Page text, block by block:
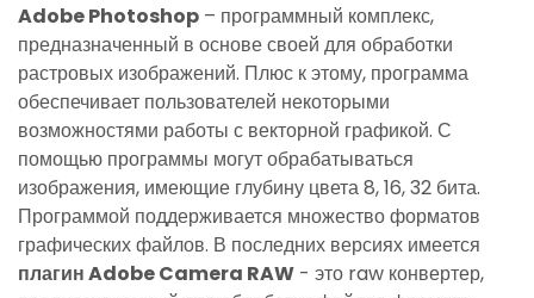
Adobe Photoshop – программный комплекс,
предназначенный в основе своей для обработки
растровых изображений. Плюс к этому, программа
обеспечивает пользователей некоторыми
возможностями работы с векторной графикой. С
помощью программы могут обрабатываться
изображения, имеющие глубину цвета 8, 16, 32 бита.
Программой поддерживается множество форматов
графических файлов. В последних версиях имеется
плагин Adobe Camera RAW - это raw конвертер,